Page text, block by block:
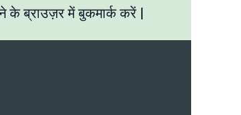
ब्राउज़र में बुकमार्क करें |